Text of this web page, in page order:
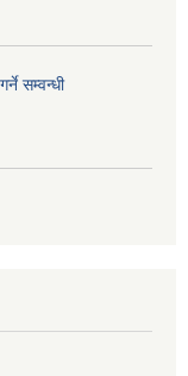
सम्वन्धी